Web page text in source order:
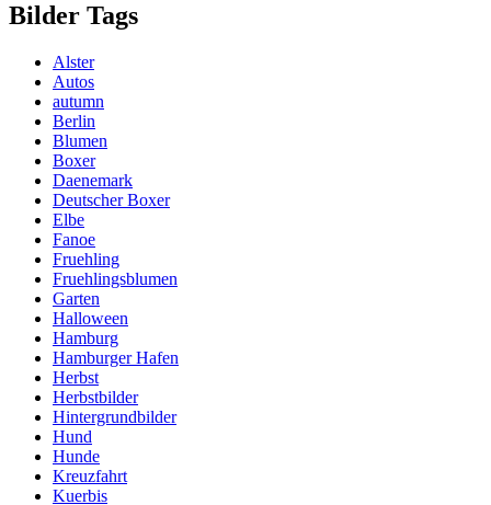
Bilder Tags
Alster
Autos
autumn
Berlin
Blumen
Boxer
Daenemark
Deutscher Boxer
Elbe
Fanoe
Fruehling
Fruehlingsblumen
Garten
Halloween
Hamburg
Hamburger Hafen
Herbst
Herbstbilder
Hintergrundbilder
Hund
Hunde
Kreuzfahrt
Kuerbis